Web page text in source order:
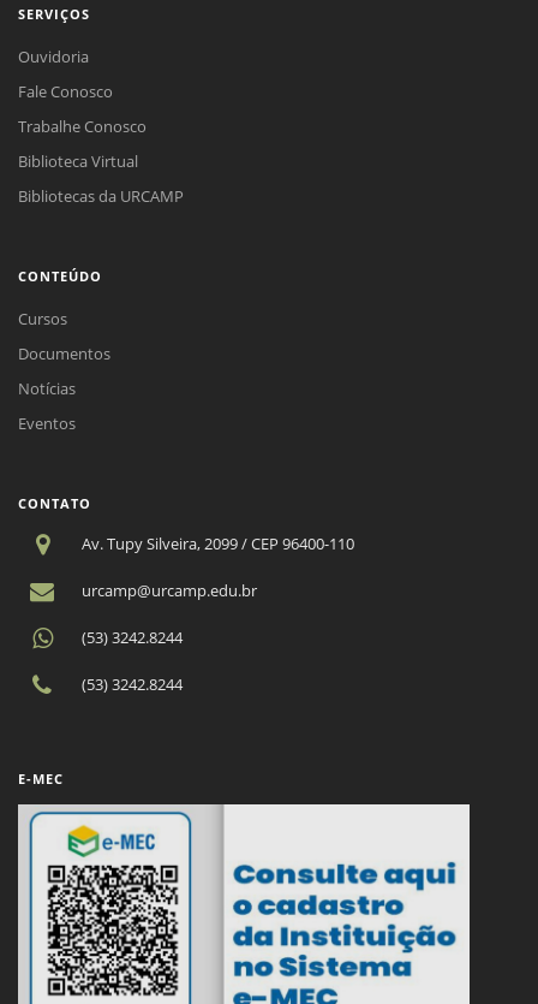
SERVIÇOS
Ouvidoria
Fale Conosco
Trabalhe Conosco
Biblioteca Virtual
Bibliotecas da URCAMP
CONTEÚDO
Cursos
Documentos
Notícias
Eventos
CONTATO
Av. Tupy Silveira, 2099 / CEP 96400-110
urcamp@urcamp.edu.br
(53) 3242.8244
(53) 3242.8244
E-MEC